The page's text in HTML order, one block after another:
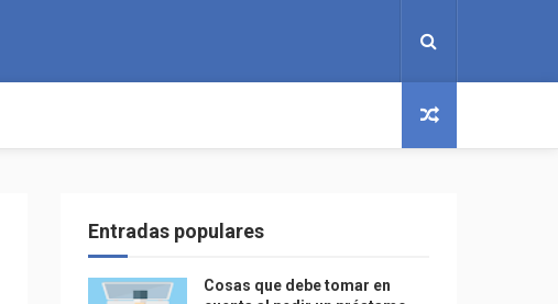
Entradas populares
Cosas que debe tomar en